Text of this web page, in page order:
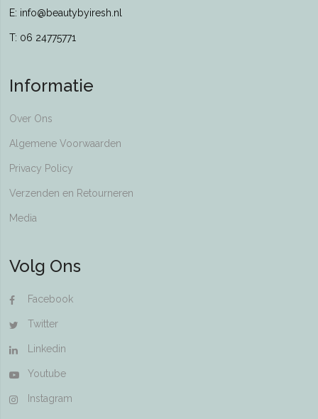
E: info@beautybyiresh.nl
T: 06 24775771
Informatie
Over Ons
Algemene Voorwaarden
Privacy Policy
Verzenden en Retourneren
Media
Volg Ons
Facebook
Twitter
Linkedin
Youtube
Instagram